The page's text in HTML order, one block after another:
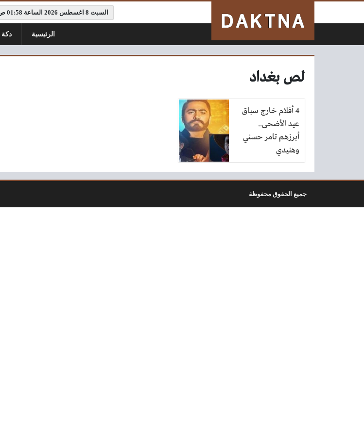
السبت 8 اغسطس 2026 الساعة 01:58 ص
الرئيسية دكة
لص بغداد
4 أفلام خارج سباق
عيد الأضحى..
أبرزهم تامر حسني
وهنيدي
جميع الحقوق محفوظة